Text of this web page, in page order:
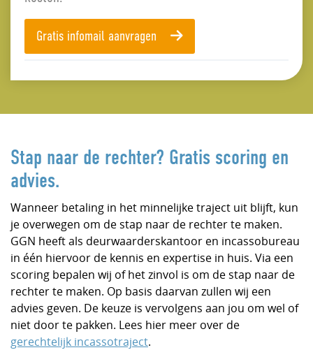
Gratis infomail aanvragen
Stap naar de rechter? Gratis scoring en
advies.
Wanneer betaling in het minnelijke traject uit blijft, kun
je overwegen om de stap naar de rechter te maken.
GGN heeft als deurwaarderskantoor en incassobureau
in één hiervoor de kennis en expertise in huis. Via een
scoring bepalen wij of het zinvol is om de stap naar de
rechter te maken. Op basis daarvan zullen wij een
advies geven. De keuze is vervolgens aan jou om wel of
niet door te pakken. Lees hier meer over de
gerechtelijk incassotraject.